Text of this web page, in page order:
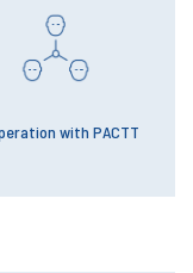
with PACTT